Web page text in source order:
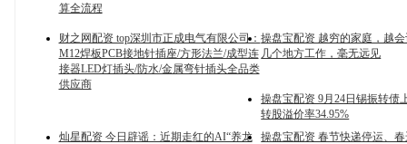
算全流程
财之网配资 top深圳市正成电气有限公司：
M12焊板PCB接地针插座/方形法兰/成型连
接器LED灯插头/防水/金属弯针插头全品类
供应商
操盘宝配资 越穷的家庭，越
几个地方工作，毫无远见
操盘宝配资 9月24日锡振转债
转股溢价率34.95%
灿星配资 今日辟谣：近期走红的AI“养龙
操盘宝配资 春节快递停运、